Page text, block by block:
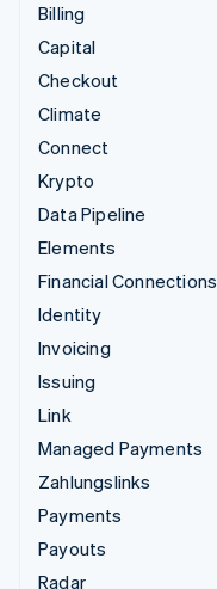
Billing
Capital
Checkout
Climate
Connect
Krypto
Data Pipeline
Elements
Financial Connections
Identity
Invoicing
Issuing
Link
Managed Payments
Zahlungslinks
Payments
Payouts
Radar